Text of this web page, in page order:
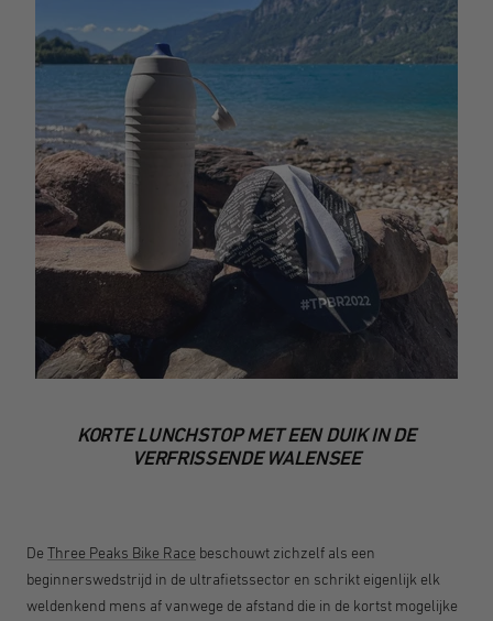
KORTE LUNCHSTOP MET EEN DUIK IN DE
VERFRISSENDE WALENSEE
De Three Peaks Bike Race beschouwt zichzelf als een
beginnerswedstrijd in de ultrafietssector en schrikt eigenlijk elk
weldenkend mens af vanwege de afstand die in de kortst mogelijke